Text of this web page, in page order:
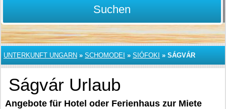
Suchen
UNTERKUNFT UNGARN » SCHOMODEI » SIÓFOKI » SÁGVÁR
Ságvár Urlaub
Angebote für Hotel oder Ferienhaus zur Miete